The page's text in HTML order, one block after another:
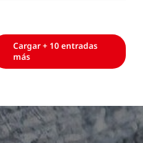
Cargar + 10 entradas
más